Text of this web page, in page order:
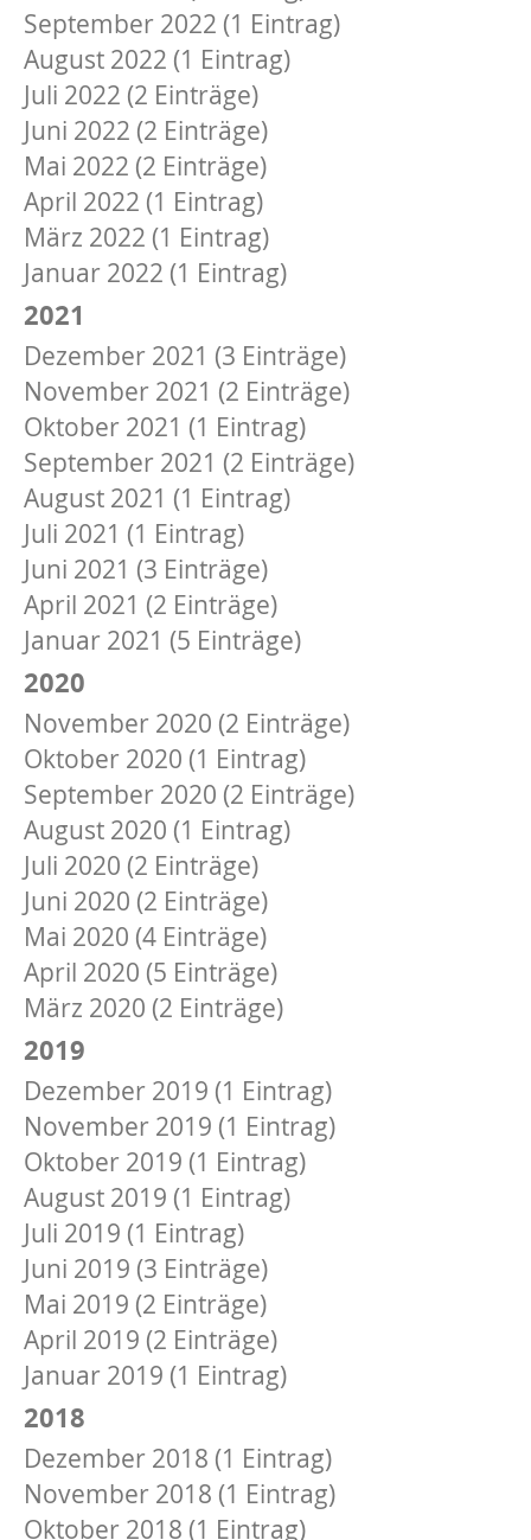
September 2022 (1 Eintrag)
August 2022 (1 Eintrag)
Juli 2022 (2 Einträge)
Juni 2022 (2 Einträge)
Mai 2022 (2 Einträge)
April 2022 (1 Eintrag)
März 2022 (1 Eintrag)
Januar 2022 (1 Eintrag)
2021
Dezember 2021 (3 Einträge)
November 2021 (2 Einträge)
Oktober 2021 (1 Eintrag)
September 2021 (2 Einträge)
August 2021 (1 Eintrag)
Juli 2021 (1 Eintrag)
Juni 2021 (3 Einträge)
April 2021 (2 Einträge)
Januar 2021 (5 Einträge)
2020
November 2020 (2 Einträge)
Oktober 2020 (1 Eintrag)
September 2020 (2 Einträge)
August 2020 (1 Eintrag)
Juli 2020 (2 Einträge)
Juni 2020 (2 Einträge)
Mai 2020 (4 Einträge)
April 2020 (5 Einträge)
März 2020 (2 Einträge)
2019
Dezember 2019 (1 Eintrag)
November 2019 (1 Eintrag)
Oktober 2019 (1 Eintrag)
August 2019 (1 Eintrag)
Juli 2019 (1 Eintrag)
Juni 2019 (3 Einträge)
Mai 2019 (2 Einträge)
April 2019 (2 Einträge)
Januar 2019 (1 Eintrag)
2018
Dezember 2018 (1 Eintrag)
November 2018 (1 Eintrag)
Oktober 2018 (1 Eintrag)